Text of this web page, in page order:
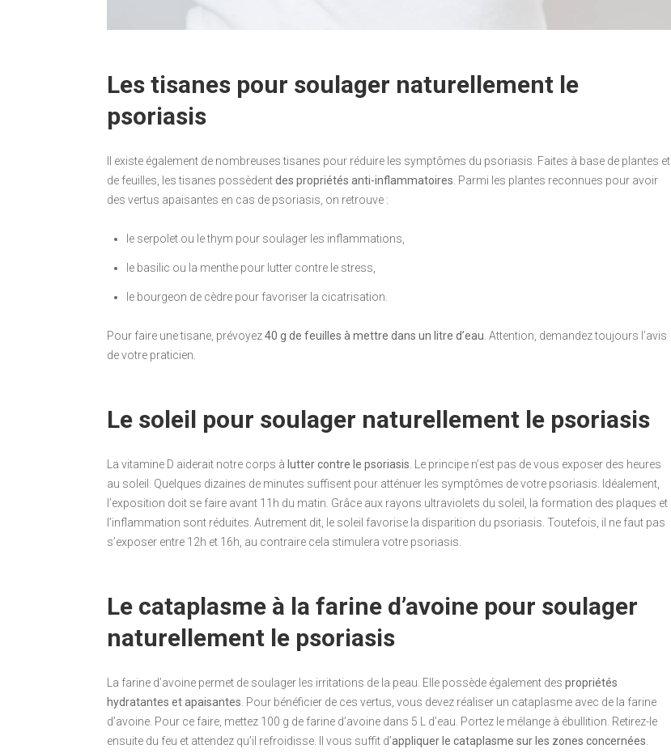
Les tisanes pour soulager naturellement le
psoriasis
Il existe également de nombreuses tisanes pour réduire les symptômes du psoriasis. Faites à base de plantes et
de feuilles, les tisanes possèdentdes propriétés anti-inflammatoires. Parmi les plantes reconnues pour avoir
des vertus apaisantes en cas de psoriasis, on retrouve :
le serpolet ou le thym pour soulager les inflammations,
le basilic ou la menthe pour lutter contre le stress,
le bourgeon de cèdre pour favoriser la cicatrisation.
Pour faire une tisane, prévoyez40 g de feuilles à mettre dans un litre d’eau. Attention, demandez toujours l’avis
de votre praticien.
Le soleil pour soulager naturellement le psoriasis
La vitamine D aiderait notre corps à lutter contre le psoriasis. Le principe n’est pas de vous exposer des heures
au soleil. Quelques dizaines de minutes suffisent pour atténuer les symptômes de votre psoriasis. Idéalement,
l’exposition doit se faire avant 11h du matin. Grâce aux rayons ultraviolets du soleil, la formation des plaques et
l’inflammation sont réduites. Autrement dit, le soleil favorise la disparition du psoriasis. Toutefois, il ne faut pas
s’exposer entre 12h et 16h, au contraire cela stimulera votre psoriasis.
Le cataplasme à la farine d’avoine pour soulager
naturellement le psoriasis
La farine d’avoine permet de soulager les irritations de la peau. Elle possède également des propriétés
hydratantes et apaisantes. Pour bénéficier de ces vertus, vous devez réaliser un cataplasme avec de la farine
d’avoine. Pour ce faire, mettez 100 g de farine d’avoine dans 5 L d’eau. Portez le mélange à ébullition. Retirez-le
ensuite du feu et attendez qu’il refroidisse. Il vous suffit d’appliquer le cataplasme sur les zones concernées.